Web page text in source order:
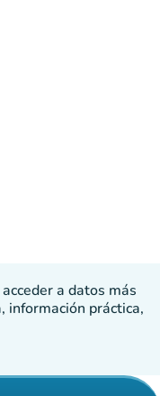
a datos más
información práctica,